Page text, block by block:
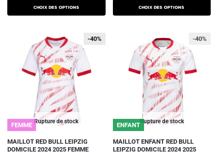
initial
était :
actuel
est :
Choix des options
plusieurs
variations.
peuvent
choisies
du
produit
initial
était :
actuel
est :
Choix des options
plusieurs
variations.
peuvent
choisies
du
produit
Rupture de stock
-40%
FEMME
-40%
MAILLOT RED BULL LEIPZIG
DOMICILE 2024 2025 FEMME
Ce
Rupture de stock
-40%
ENFANT
MAILLOT ENFANT RED BULL
LEIPZIG DOMICILE 2024 2025
Ce